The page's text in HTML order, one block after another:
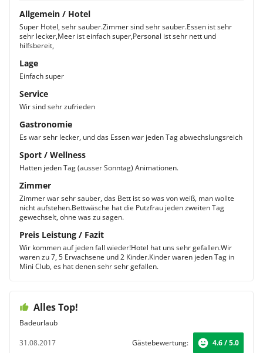
Allgemein / Hotel
Super Hotel, sehr sauber.Zimmer sind sehr sauber.Essen ist sehr
sehr lecker,Meer ist einfach super,Personal ist sehr nett und
hilfsbereit,
Lage
Einfach super
Service
Wir sind sehr zufrieden
Gastronomie
Es war sehr lecker, und das Essen war jeden Tag abwechslungsreich
Sport / Wellness
Hatten jeden Tag (ausser Sonntag) Animationen.
Zimmer
Zimmer war sehr sauber, das Bett ist so was von weiß, man wollte
nicht aufstehen.Bettwäsche hat die Putzfrau jeden zweiten Tag
gewechselt, ohne was zu sagen.
Preis Leistung / Fazit
Wir kommen auf jeden fall wieder!Hotel hat uns sehr gefallen.Wir
waren zu 7, 5 Erwachsene und 2 Kinder.Kinder waren jeden Tag in
Mini Club, es hat denen sehr sehr gefallen.
Alles Top!
Badeurlaub
31.08.2017
Gästebewertung: 4.6 / 5.0